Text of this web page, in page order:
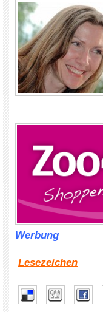
Werbung
Lesezeichen